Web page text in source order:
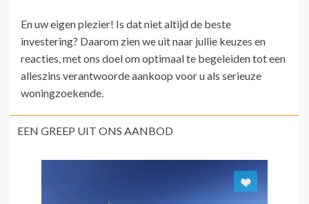
En uw eigen plezier! Is dat niet altijd de beste
investering? Daarom zien we uit naar jullie keuzes en
reacties, met ons doel om optimaal te begeleiden tot een
alleszins verantwoorde aankoop voor u als serieuze
woningzoekende.
EEN GREEP UIT ONS AANBOD